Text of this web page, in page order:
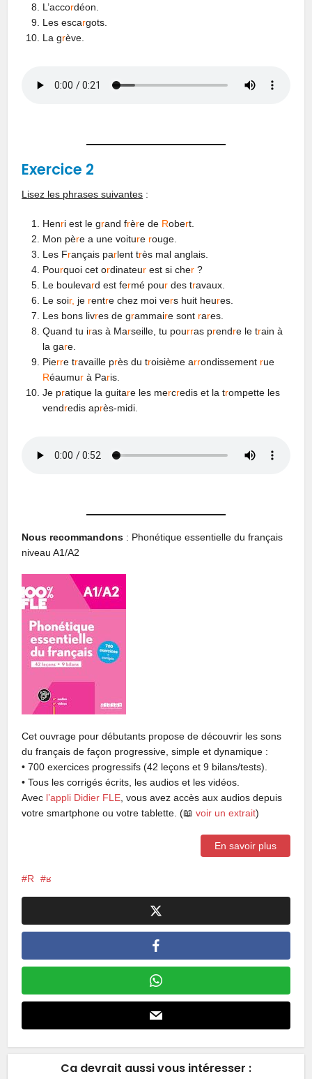
L’accordéon.
Les escargots.
La grève.
Exercice 2
Lisez les phrases suivantes :
Henri est le grand frère de Robert.
Mon père a une voiture rouge.
Les Français parlent très mal anglais.
Pourquoi cet ordinateur est si cher ?
Le boulevard est fermé pour des travaux.
Le soir, je rentre chez moi vers huit heures.
Les bons livres de grammaire sont rares.
Quand tu iras à Marseille, tu pourras prendre le train à
la gare.
Pierre travaille près du troisième arrondissement rue
Réaumur à Paris.
Je pratique la guitare les mercredis et la trompette les
vendredis après-midi.
Nous recommandons : Phonétique essentielle du français
niveau A1/A2
Cet ouvrage pour débutants propose de découvrir les sons
du français de façon progressive, simple et dynamique :
• 700 exercices progressifs (42 leçons et9 bilans/tests).
• Tous les corrigés écrits, les audios et les vidéos.
Avec l’appli Didier FLE , vous avez accès aux audios depuis
votre smartphone ou votre tablette. (📖voir un extrait)
En savoir plus
R ʁ
Ca devrait aussi vous intéresser :